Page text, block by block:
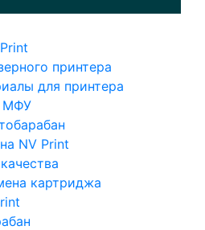
принтера
для принтера
МФУ
NV Print
картриджа